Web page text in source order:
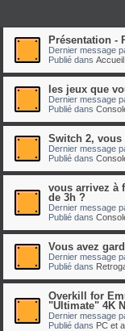
Présentation -
Dernier message
Publié dans
les jeux que
Dernier message
Publié dans
Switch 2, vous
Dernier message
Publié dans
vous arrivez à
de 3h ?
Dernier message
Publié dans
Vous avez
Dernier message
Publié dans
Overkill for
"Ultimate" 4K
Dernier message
Publié dans PC et